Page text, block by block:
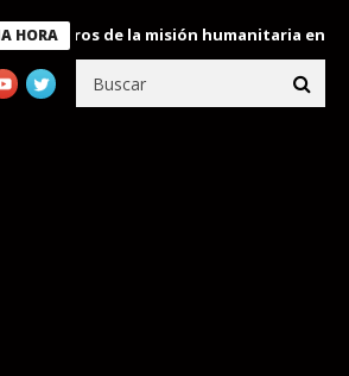
HORA de la misión humanitaria enviada a